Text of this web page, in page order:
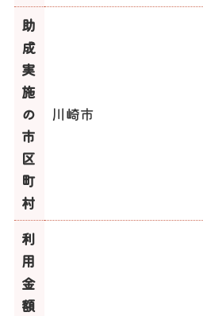
助
成
実
施
の
市
区
町
村
川崎市
利
用
金
額